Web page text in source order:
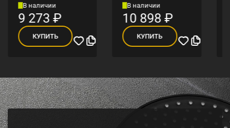
В наличии
9 273₽
КУПИТЬ
В наличии
10 898₽
КУПИТЬ